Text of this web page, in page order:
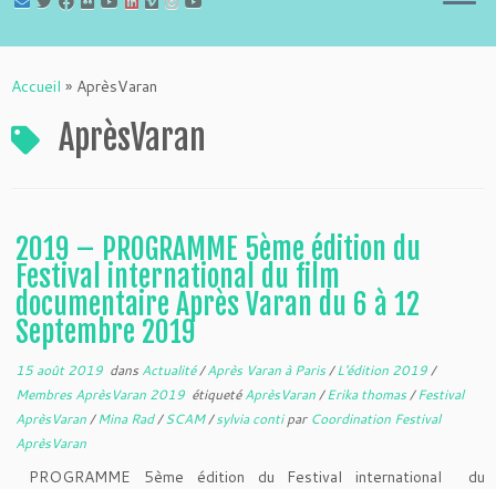
auAccueil » AprèsVaran
AprèsVaran
2019 – PROGRAMME 5ème édition du
Festival international du film
documentaire Après Varan du 6 à 12
Septembre 2019
15 août 2019 dans Actualité/Après Varan à Paris/L'édition 2019/
Membres AprèsVaran 2019 étiquetéAprèsVaran/Erika thomas/Festival
AprèsVaran/Mina Rad/SCAM/sylvia contipar Coordination Festival
AprèsVaran
PROGRAMME 5ème édition du Festival international du